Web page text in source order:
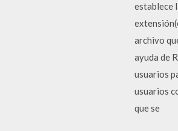
establece
archivo
ayuda de
usuarios
usuarios
que se